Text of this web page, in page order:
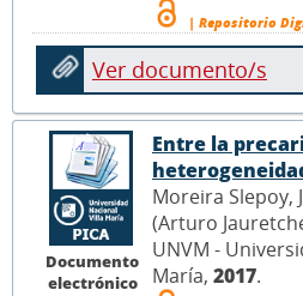
| Repositorio
Ver documento/s
Documento
electrónico
Entre la
Moreira Slepoy,
(Arturo
UNVM -
María, 2017.